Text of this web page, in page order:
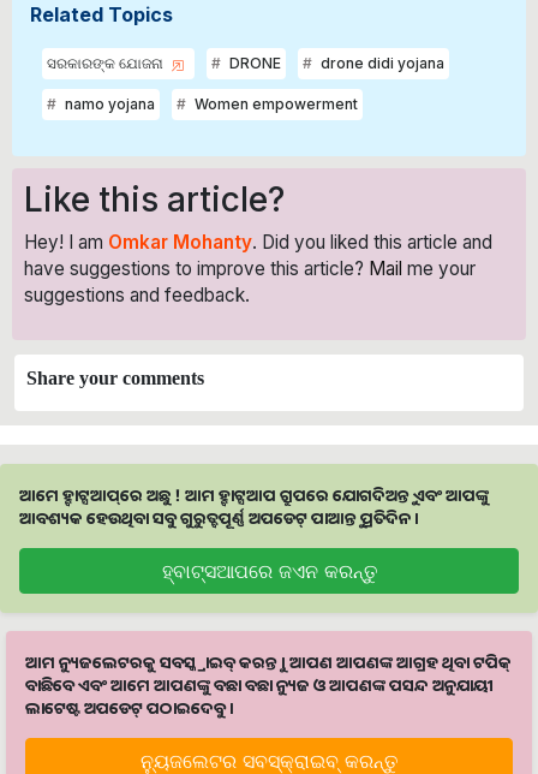
Related Topics
ସରକାରଙ୍କ ଯୋଜନା DRONE drone didi yojana
namo yojana Women empowerment
Like this article?
Hey! I am Omkar Mohanty. Did you liked this article and
have suggestions to improve this article? Mail me your
suggestions and feedback.
Share your comments
ଆମେ ହ୍ବାଟ୍ସଆପ୍‌ରେ ଅଛୁ ! ଆମ ହ୍ବାଟ୍ସଆପ ଗ୍ରୁପରେ ଯୋଗଦିଅନ୍ତୁ ଏବଂ ଆପଙ୍କୁ
ଆବଶ୍ୟକ ହେଉଥିବା ସବୁ ଗୁରୁତ୍ବପୂର୍ଣ୍ଣ ଅପଡେଟ୍‌ ପାଆନ୍ତୁ ପ୍ରତିଦିନ ।
ହ୍ବାଟ୍ସଆପରେ ଜଏନ କରନ୍ତୁ
ଆମ ନ୍ୟୁଜଲେଟରକୁ ସବସ୍କ୍ରାଇବ୍ କରନ୍ତୁ । ଆପଣ ଆପଣଙ୍କ ଆଗ୍ରହ ଥିବା ଟପିକ୍‌
ବାଛିବେ ଏବଂ ଆମେ ଆପଣଙ୍କୁ ବଛା ବଛା ନ୍ୟୁଜ ଓ ଆପଣଙ୍କ ପସନ୍ଦ ଅନୁଯାୟୀ
ଲାଟେଷ୍ଟ ଅପଡେଟ୍‌ ପଠାଇଦେବୁ ।
ନ୍ୟୁଜଲେଟର ସବସ୍କ୍ରାଇବ୍‌ କରନ୍ତୁ